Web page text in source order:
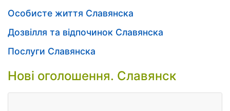
Особисте життя Славянска
Дозвілля та відпочинок Славянска
Послуги Славянска
Нові оголошення. Славянск